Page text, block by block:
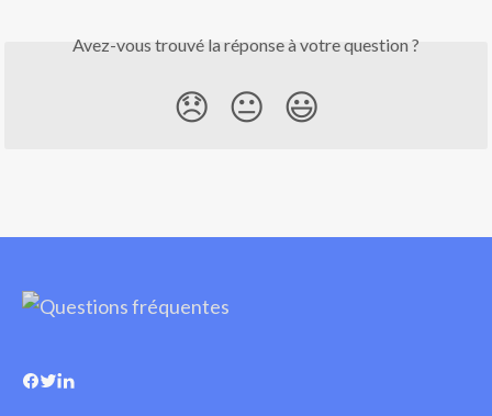
Avez-vous trouvé la réponse à votre question ?
😞 😐 😃